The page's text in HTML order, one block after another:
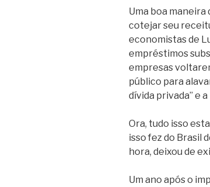
Uma boa
cotejar seu
economistas de
empréstimos
empresas
público para
dívida privada” e
Ora, tudo isso
isso fez do Brasil
hora, deixou de
Um ano após o